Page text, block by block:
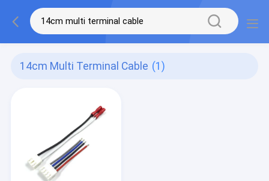
14cm Multi Terminal Cable (1)